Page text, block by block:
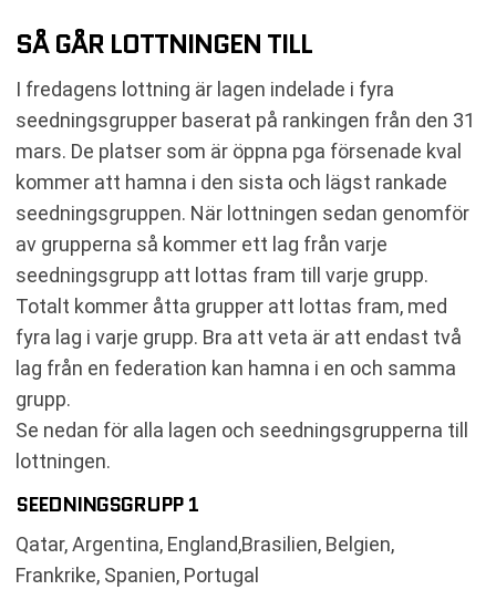
SÅ GÅR LOTTNINGEN TILL
I fredagens lottning är lagen indelade i fyra
seedningsgrupper baserat på rankingen från den 31
mars. De platser som är öppna pga försenade kval
kommer att hamna i den sista och lägst rankade
seedningsgruppen. När lottningen sedan genomför
av grupperna så kommer ett lag från varje
seedningsgrupp att lottas fram till varje grupp.
Totalt kommer åtta grupper att lottas fram, med
fyra lag i varje grupp. Bra att veta är att endast två
lag från en federation kan hamna i en och samma
grupp.
Se nedan för alla lagen och seedningsgrupperna till
lottningen.
SEEDNINGSGRUPP 1
Qatar, Argentina, England,Brasilien, Belgien,
Frankrike, Spanien, Portugal